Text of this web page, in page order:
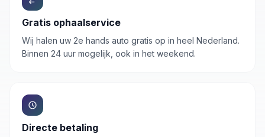
Gratis ophaalservice
Wij halen uw 2e hands auto gratis op in heel Nederland.
Binnen 24 uur mogelijk, ook in het weekend.
Directe betaling